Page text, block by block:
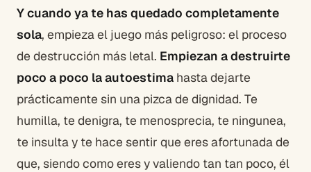
Y cuando ya te has quedado completamente
sola, empieza el juego más peligroso: el proceso
de destrucción más letal. Empiezan a destruirte
poco a poco la autoestima hasta dejarte
prácticamente sin una pizca de dignidad. Te
humilla, te denigra, te menosprecia, te ningunea,
te insulta y te hace sentir que eres afortunada de
que, siendo como eres y valiendo tan tan poco, él